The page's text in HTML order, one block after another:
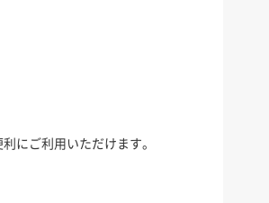
にご利用いただけます。